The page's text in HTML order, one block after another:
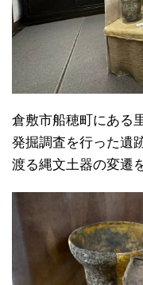
倉敷市船穂町にある
発掘調査を行った遺
渡る縄文土器の変遷